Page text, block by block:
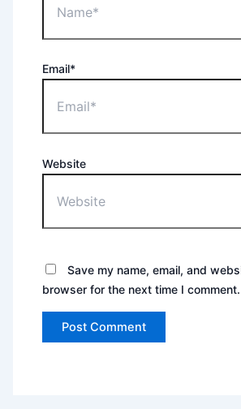
Email*
Website
Save my name, email, and
browser for the next time I comment.